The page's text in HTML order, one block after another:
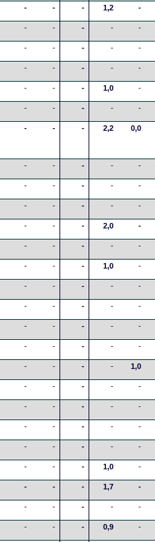
- - - 1,2 -
- - - - -
- - - - -
- - - - -
- - - 1,0 -
- - - - -
- - - 2,2 0,0
- - - - -
- - - - -
- - - - -
- - - 2,0 -
- - - - -
- - - 1,0 -
- - - - -
- - - - -
- - - - -
- - - - -
- - - - 1,0
- - - - -
- - - - -
- - - - -
- - - - -
- - - 1,0 -
- - - 1,7 -
- - - - -
- - - 0,9 -